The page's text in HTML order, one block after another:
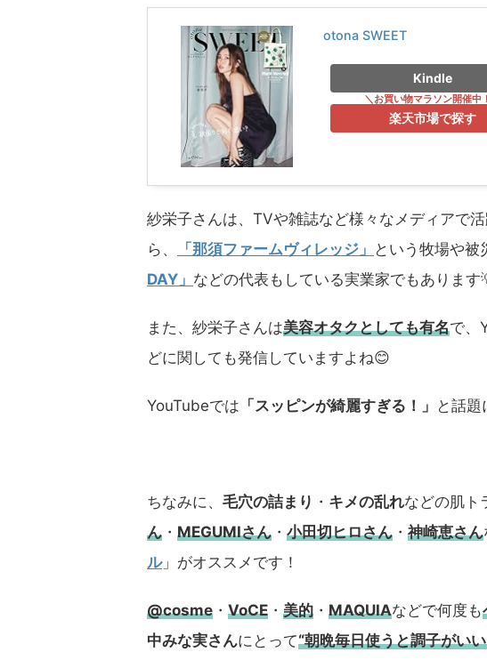
otona SWEET
Kindle
楽天市場で探す
紗栄子さんは、TVや雑誌など様々なメディアで
ら、
「那須ファームヴィレッジ」 という牧場や被
DAY」 などの代表もしている実業家でもあります
また、紗栄子さんは美容オタクとしても有名で、
どに関しても発信していますよね😊
YouTubeでは 「スッピンが綺麗すぎる！」 と話題
ちなみに、 毛穴の詰まり ・ キメの乱れなどの肌ト
ん ・ MEGUMIさん ・ 小田切ヒロさん ・ 神崎恵さん
ル」がオススメです！
@cosme ・ VoCE ・ 美的 ・ MAQUIAなどで何度も
中みな実さんにとって“朝晩毎日使うと調子がい